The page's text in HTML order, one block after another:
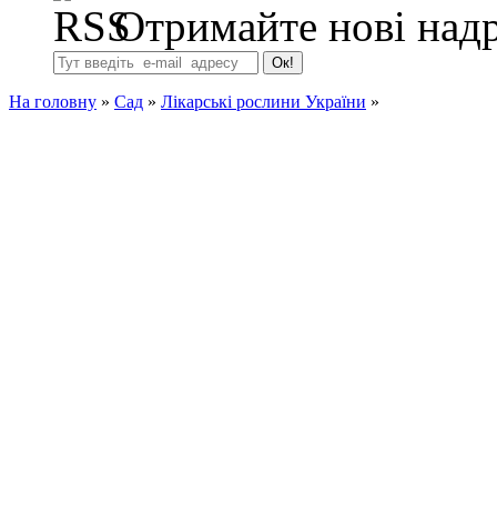
Отримайте нові
На головну » Сад » Лікарські рослини України »